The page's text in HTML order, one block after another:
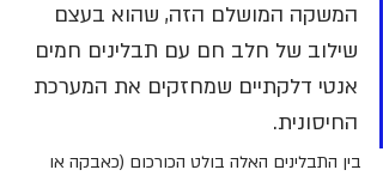
המשקה המושלם הזה, שהוא בעצם
שילוב של חלב חם עם תבלינים חמים
אנטי דלקתיים שמחזקים את המערכת
החיסונית.
בין התבלינים האלה בולט הכורכום (כאבקה או